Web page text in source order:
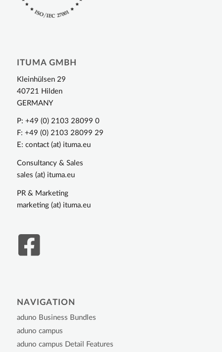
ITUMA GMBH
Kleinhülsen 29
40721 Hilden
GERMANY
P: +49 (0) 2103 28099 0
F: +49 (0) 2103 28099 29
E: contact (at) ituma.eu
Consultancy & Sales
sales (at) ituma.eu
PR & Marketing
marketing (at) ituma.eu
NAVIGATION
aduno Business Bundles
aduno campus
aduno campus Detail Features